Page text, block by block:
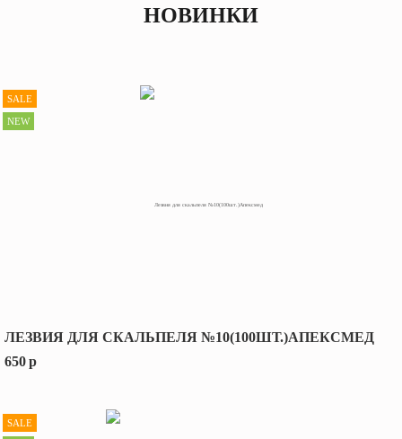
НОВИНКИ
ЛЕЗВИЯ ДЛЯ СКАЛЬПЕЛЯ №10(100ШТ.)АПЕКСМЕД
650p
SALE
NEW
SALE